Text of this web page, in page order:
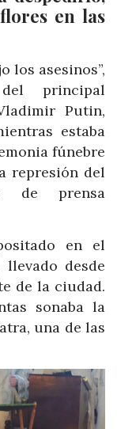
en las
los asesinos”,
principal
Putin,
estaba
fúnebre
represión del
de prensa
en el
desde
de la ciudad.
sonaba la
una de las